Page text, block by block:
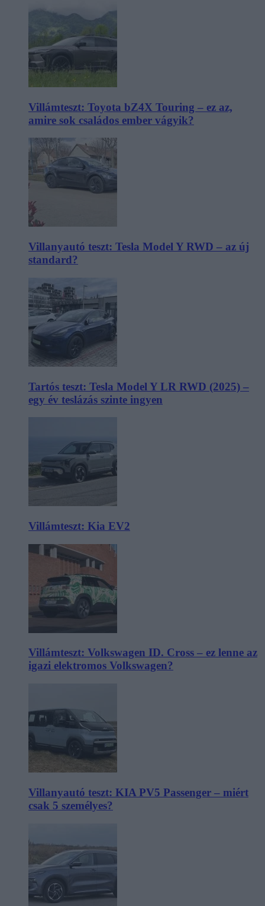
Villámteszt: Toyota bZ4X Touring – ez az,
amire sok családos ember vágyik?
Villanyautó teszt: Tesla Model Y RWD – az új
standard?
Tartós teszt: Tesla Model Y LR RWD (2025) –
egy év teslázás szinte ingyen
Villámteszt: Kia EV2
Villámteszt: Volkswagen ID. Cross – ez lenne az
igazi elektromos Volkswagen?
Villanyautó teszt: KIA PV5 Passenger – miért
csak 5 személyes?